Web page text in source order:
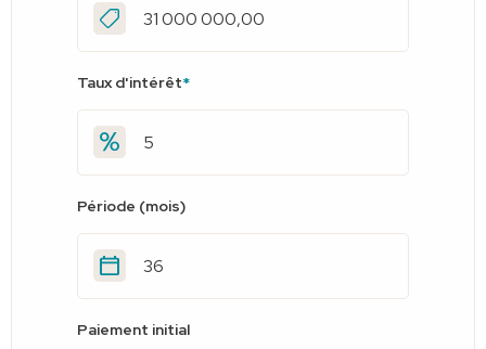
Taux d'intérêt*
Période (mois)
Paiement initial